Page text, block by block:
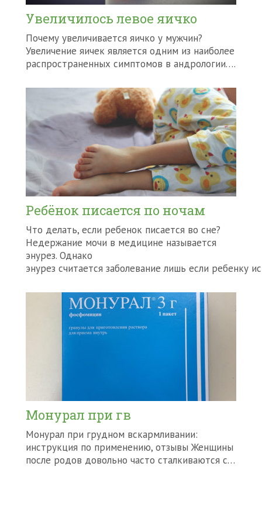
Увеличилось левое яичко
Почему увеличивается яичко у мужчин?
Увеличение яичек является одним из наиболее
распространенных симптомов в андрологии….
Ребёнок писается по ночам
Что делать, если ребенок писается во сне?
Недержание мочи в медицине называется
энурез. Однако
энурез считается заболевание лишь если ребенку
Монурал при гв
Монурал при грудном вскармливании:
инструкция по применению, отзывы Женщины
после родов довольно часто сталкиваются с…